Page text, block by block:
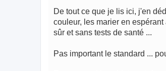
De tout ce que je lis ici, j'en
couleur, les marier en
sûr et sans tests de santé ...
Pas important le standard ...